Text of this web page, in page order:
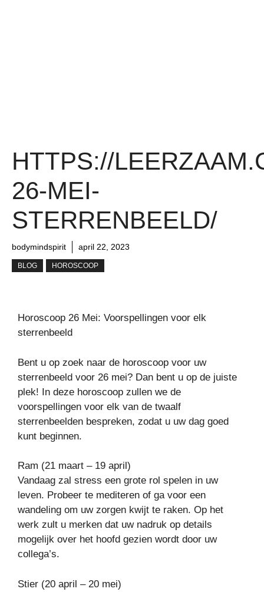
HTTPS://
26-MEI-
STERRENBEELD/
bodymindspirit april 22, 2023
BLOG HOROSCOOP
Horoscoop 26 Mei: Voorspellingen voor elk
sterrenbeeld
Bent u op zoek naar de horoscoop voor uw
sterrenbeeld voor 26 mei? Dan bent u op de juiste
plek! In deze horoscoop zullen we de
voorspellingen voor elk van de twaalf
sterrenbeelden bespreken, zodat u uw dag goed
kunt beginnen.
Ram (21 maart – 19 april)
Vandaag zal stress een grote rol spelen in uw
leven. Probeer te mediteren of ga voor een
wandeling om uw zorgen kwijt te raken. Op het
werk zult u merken dat uw nadruk op details
mogelijk over het hoofd gezien wordt door uw
collega’s.
Stier (20 april – 20 mei)